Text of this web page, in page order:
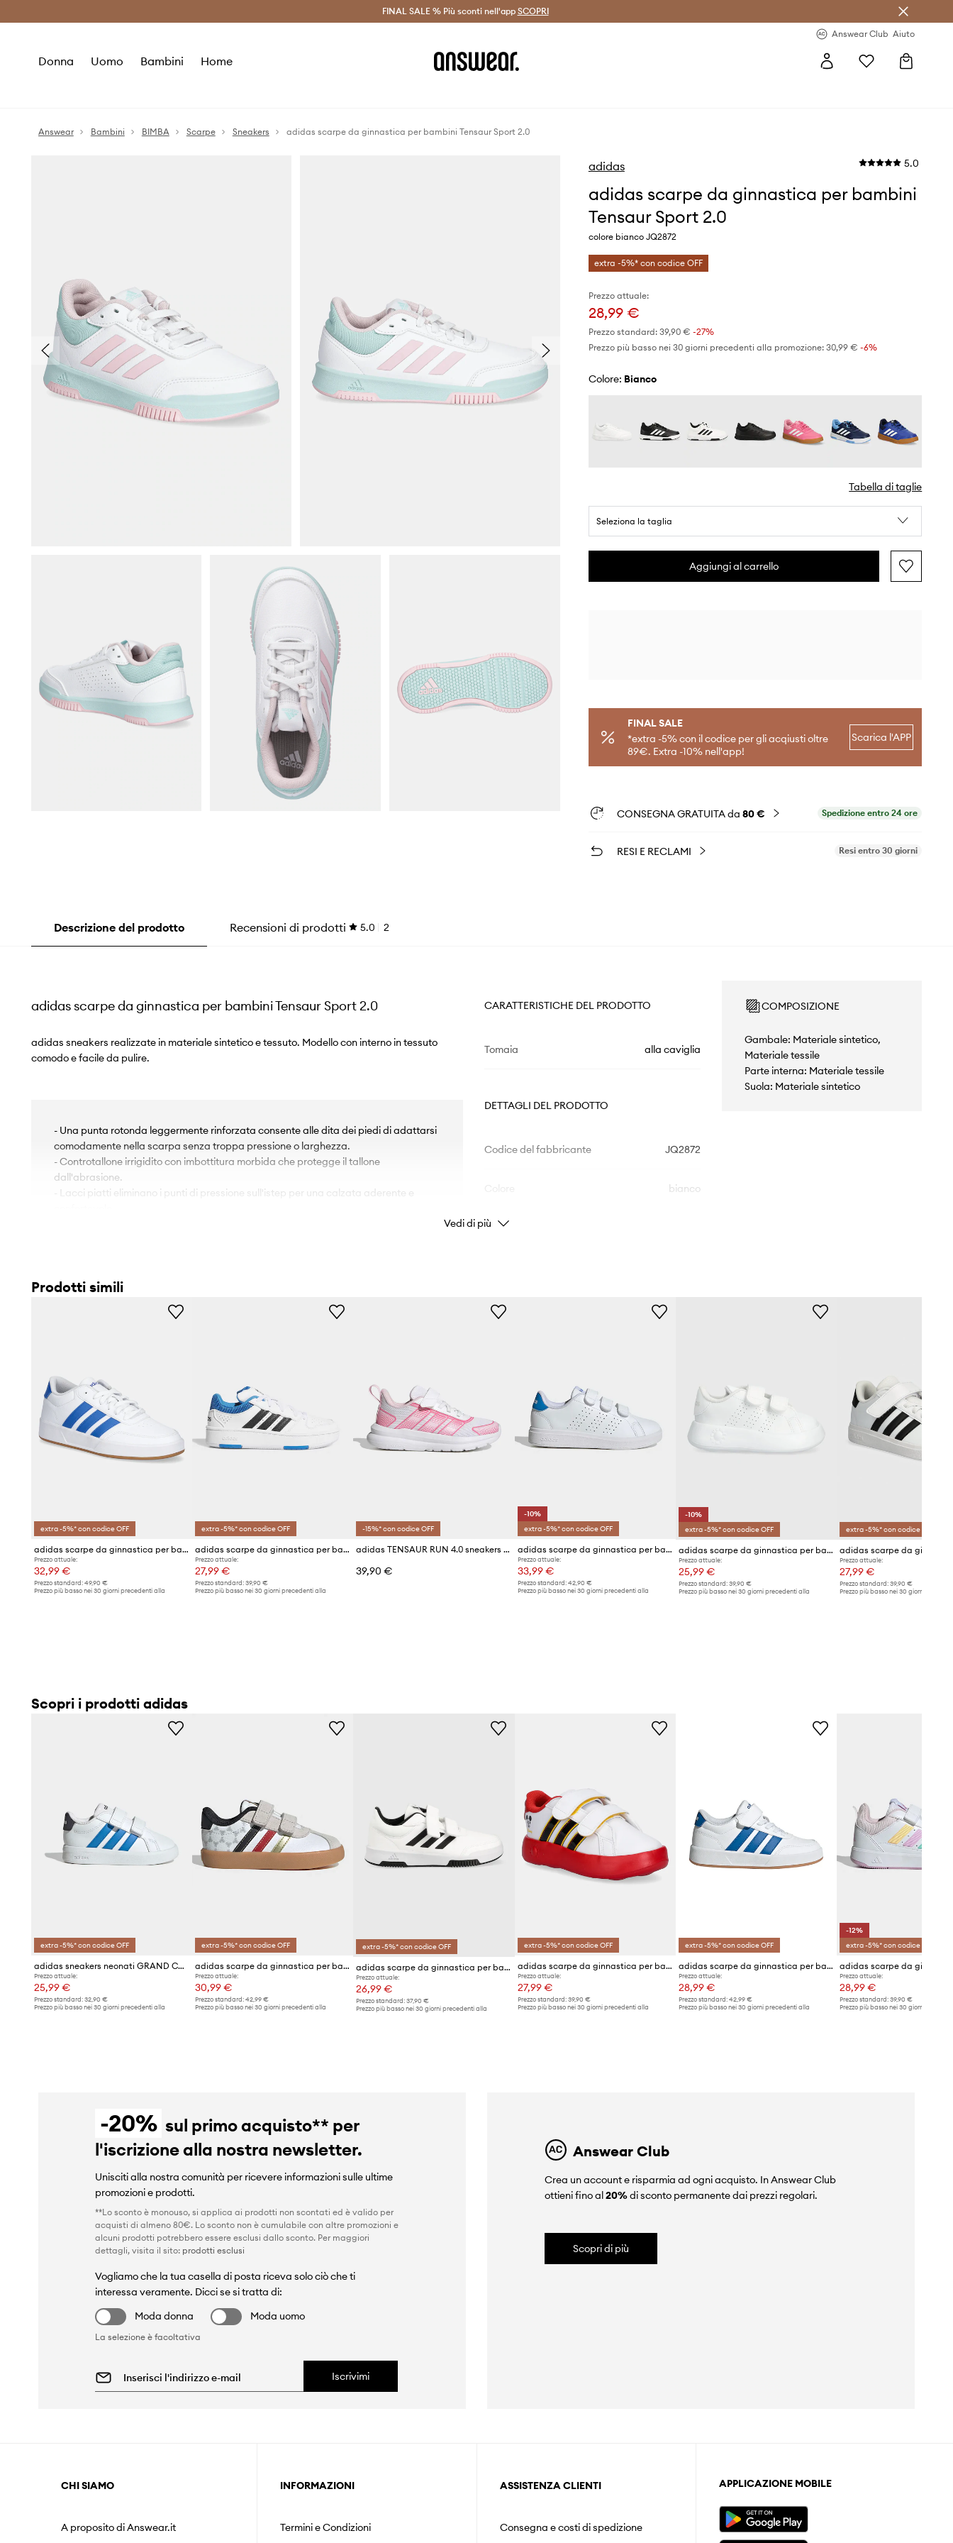
Risparmia con Answear Club > Spedizione entro 24 ore >
FINAL SALE % Più sconti nell'app SCOPRI
Answear Club Aiuto
Donna Uomo Bambini Home
Answear Bambini BIMBA Scarpe Sneakers adidas scarpe da ginnastica per bambini Tensaur Sport 2.0
adidas 5.0
adidas scarpe da ginnastica per bambini
Tensaur Sport 2.0
colore bianco JQ2872
extra -5%* con codice OFF
Prezzo attuale:
28,99 €
Prezzo standard: 39,90 € -27%
Prezzo più basso nei 30 giorni precedenti alla promozione: 30,99 € -6%
Colore: bianco
Tabella di taglie
Seleziona la taglia
Aggiungi al carrello
FINAL SALE
*extra -5% con il codice per gli acqiusti oltre
89€. Extra -10% nell'app!
Scarica l'APP
CONSEGNA GRATUITA da 80 € Spedizione entro 24 ore
RESI E RECLAMI Resi entro 30 giorni
Descrizione del prodotto Recensioni di prodotti 5.0 2
adidas scarpe da ginnastica per bambini Tensaur Sport 2.0
adidas sneakers realizzate in materiale sintetico e tessuto. Modello con interno in tessuto
comodo e facile da pulire.
- Una punta rotonda leggermente rinforzata consente alle dita dei piedi di adattarsi
comodamente nella scarpa senza troppa pressione o larghezza.
- Controtallone irrigidito con imbottitura morbida che protegge il tallone
dall'abrasione.
- Lacci piatti eliminano i punti di pressione sull'istep per una calzata aderente e
CARATTERISTICHE DEL PRODOTTO
Tomaia alla caviglia
DETTAGLI DEL PRODOTTO
Codice del fabbricante JQ2872
bianco
Marchio/Brand
ID prodotto
COMPOSIZIONE
Gambale: Materiale sintetico,
Materiale tessile
Parte interna: Materiale tessile
Suola: Materiale sintetico
Vedi di più
Prodotti simili
extra -5%* con codice OFF
adidas scarpe da ginnastica per bambini BREAKNET 3.0
Prezzo attuale:
32,99 €
Prezzo standard: 49,90 €
Prezzo più basso nei 30 giorni precedenti alla
extra -5%* con codice OFF
adidas scarpe da ginnastica per bambini HOOPS CLASSIC
Prezzo attuale:
27,99 €
Prezzo standard:39,90 €
Prezzo più basso nei 30 giorni precedenti alla
-15%* con codice OFF
adidas TENSAUR RUN 4.0 sneakers per bambini
39,90 €
-10%
extra -5%* con codice OFF
adidas scarpe da ginnastica per bambini ADVANTAGE BASE 2.0
Prezzo attuale:
33,99 €
Prezzo standard: 42,90 €
Prezzo più basso nei 30 giorni precedenti alla
-10%
extra -5%* con codice OFF
adidas scarpe da ginnastica per bambini ADVANTAGE CF I
Prezzo attuale:
25,99 €
Prezzo standard:39,90 €
Prezzo più basso nei 30 giorni precedenti alla
extra -5%* con codice OFF
Prezzo attuale:
27,99 €
Prezzo standard: 39,90 €
Prezzo più basso nei 30 giorni
Scopri i prodotti adidas
extra -5%* con codice OFF
adidas sneakers neonati GRAND COURT 3.0
Prezzo attuale:
25,99 €
Prezzo standard: 32,90 €
Prezzo più basso nei 30 giorni precedenti alla
extra -5%* con codice OFF
adidas scarpe da ginnastica per bambini VL COURT 3.0
Prezzo attuale:
30,99 €
Prezzo standard:42,99 €
Prezzo più basso nei 30 giorni precedenti alla
extra -5%* con codice OFF
adidas scarpe da ginnastica per bambini Tensaur Sport 2.0 C
Prezzo attuale:
26,99 €
Prezzo standard: 37,90 €
Prezzo più basso nei 30 giorni precedenti alla
extra -5%* con codice OFF
adidas scarpe da ginnastica per bambini GRAND COURT MICKEY
Prezzo attuale:
27,99 €
Prezzo standard: 39,90 €
Prezzo più basso nei 30 giorni precedenti alla
extra -5%* con codice OFF
adidas scarpe da ginnastica per bambini BREAKNET 3.0
Prezzo attuale:
28,99 €
Prezzo standard:42,99 €
Prezzo più basso nei 30 giorni precedenti alla
-12%
extra -5%* con codice OFF
Prezzo attuale:
28,99 €
Prezzo standard: 39,90 €
Prezzo più basso nei 30 giorni
-20% sul primo acquisto** per
l'iscrizione alla nostra newsletter.
Unisciti alla nostra comunità per ricevere informazioni sulle ultime
promozioni e prodotti.
**Lo sconto è monouso, si applica ai prodotti non scontati ed è valido per
acquisti di almeno 80€. Lo sconto non è cumulabile con altre promozioni e
alcuni prodotti potrebbero essere esclusi dallo sconto. Per maggiori
dettagli, visita il sito: prodotti esclusi
Vogliamo che la tua casella di posta riceva solo ciò che ti
interessa veramente. Dicci se si tratta di:
Moda donna
Moda uomo
La selezione è facoltativa
Iscrivimi
Answear Club
Crea un account e risparmia ad ogni acquisto. In Answear Club
ottieni fino al20%di sconto permanente dai prezzi regolari.
Scopri di più
CHI SIAMO
A proposito di Answear.it
INFORMAZIONI
Termini e Condizioni
ASSISTENZA CLIENTI
Consegna e costi di spedizione
APPLICAZIONE MOBILE